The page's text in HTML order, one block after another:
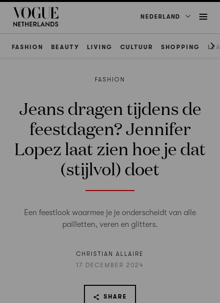
NEDERLAND
FASHION BEAUTY LIVING CULTUUR SHOPPING
FASHION
Jeans dragen tijdens de
feestdagen? Jennifer
Lopez laat zien hoe je dat
(stijlvol) doet
Een feestlook waarmee je je onderscheidt van alle
pailletten, veren en glitters.
CHRISTIAN ALLAIRE
17 DECEMBER 2024
SHARE